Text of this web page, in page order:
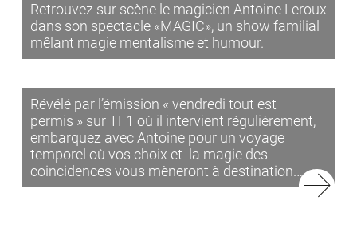
Retrouvez sur scène le magicien Antoine Leroux
dans son spectacle «MAGIC», un show familial
mêlant magie mentalisme et humour.
Révélé par l’émission « vendredi tout est
permis » sur TF1 où il intervient régulièrement,
embarquez avec Antoine pour un voyage
temporel où vos choix et la magie des
coincidences vous mèneront à destination.…